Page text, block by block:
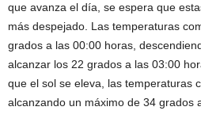
que avanza el día, se espera que
más despejado. Las temperaturas
grados a las 00:00 horas,
alcanzar los 22 grados a las 03:00
que el sol se eleva, las temperaturas
alcanzando un máximo de 34 grados